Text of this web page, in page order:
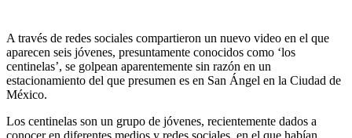
A través de redes sociales compartieron un nuevo video en el que
aparecen seis jóvenes, presuntamente conocidos como ‘los
centinelas’, se golpean aparentemente sin razón en un
estacionamiento del que presumen es en San Ángel en la Ciudad de
México.
Los centinelas son un grupo de jóvenes, recientemente dados a
conocer en diferentes medios y redes sociales, en el que habían